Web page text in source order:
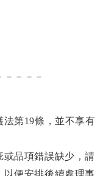
－－－
法第19條，並不享有
或品項錯誤缺少，請
便安排後續處理事